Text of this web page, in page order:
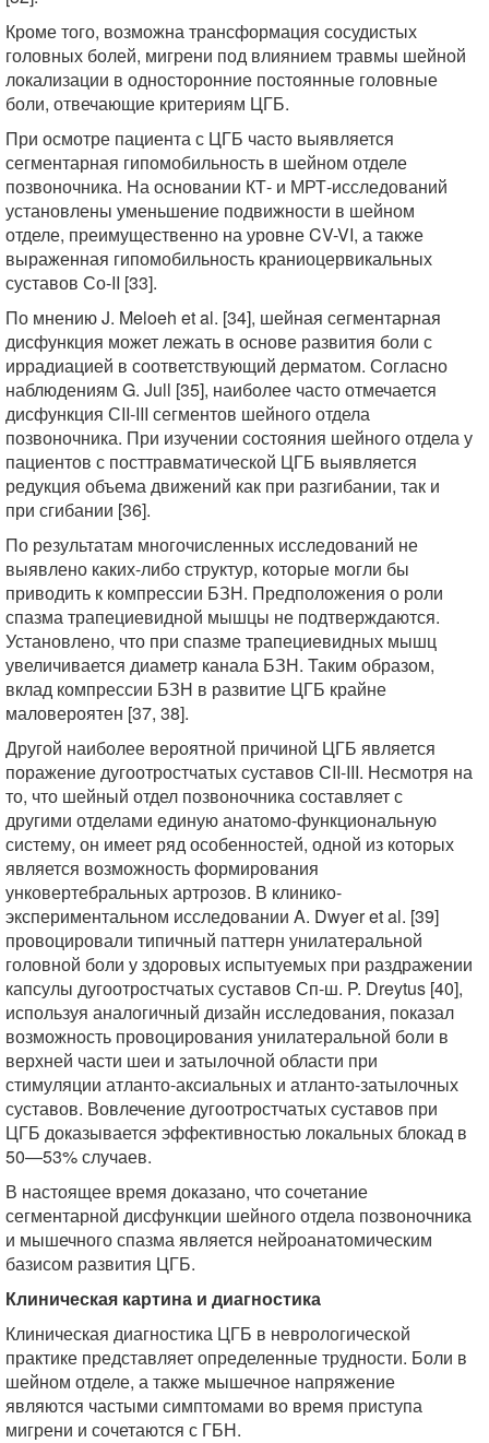
Кроме того, возможна трансформация сосудистых
головных болей, мигрени под влиянием травмы шейной
локализации в односторонние постоянные головные
боли, отвечающие критериям ЦГБ.
При осмотре пациента с ЦГБ часто выявляется
сегментарная гипомобильность в шейном отделе
позвоночника. На основании КТ- и МРТ-исследований
установлены уменьшение подвижности в шейном
отделе, преимущественно на уровне CV-VI, а также
выраженная гипомобильность краниоцервикальных
суставов Со-II [33].
По мнению J. Meloeh et al. [34], шейная сегментарная
дисфункция может лежать в основе развития боли с
иррадиацией в соответствующий дерматом. Согласно
наблюдениям G. Jull [35], наиболее часто отмечается
дисфункция СII-III сегментов шейного отдела
позвоночника. При изучении состояния шейного отдела у
пациентов с посттравматической ЦГБ выявляется
редукция объема движений как при разгибании, так и
при сгибании [36].
По результатам многочисленных исследований не
выявлено каких-либо структур, которые могли бы
приводить к компрессии БЗН. Предположения о роли
спазма трапециевидной мышцы не подтверждаются.
Установлено, что при спазме трапециевидных мышц
увеличивается диаметр канала БЗН. Таким образом,
вклад компрессии БЗН в развитие ЦГБ крайне
маловероятен [37, 38].
Другой наиболее вероятной причиной ЦГБ является
поражение дугоотростчатых суставов СII-III. Несмотря на
то, что шейный отдел позвоночника составляет с
другими отделами единую анатомо-функциональную
систему, он имеет ряд особенностей, одной из которых
является возможность формирования
унковертебральных артрозов. В клинико-
экспериментальном исследовании A. Dwyer et al. [39]
провоцировали типичный паттерн унилатеральной
головной боли у здоровых испытуемых при раздражении
капсулы дугоотростчатых суставов Сп-ш. P. Dreytus [40],
используя аналогичный дизайн исследования, показал
возможность провоцирования унилатеральной боли в
верхней части шеи и затылочной области при
стимуляции атланто-аксиальных и атланто-затылочных
суставов. Вовлечение дугоотростчатых суставов при
ЦГБ доказывается эффективностью локальных блокад в
50—53% случаев.
В настоящее время доказано, что сочетание
сегментарной дисфункции шейного отдела позвоночника
и мышечного спазма является нейроанатомическим
базисом развития ЦГБ.
Клиническая картина и диагностика
Клиническая диагностика ЦГБ в неврологической
практике представляет определенные трудности. Боли в
шейном отделе, а также мышечное напряжение
являются частыми симптомами во время приступа
мигрени и сочетаются с ГБН.